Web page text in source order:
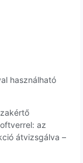
használható
az
átvizsgálva –